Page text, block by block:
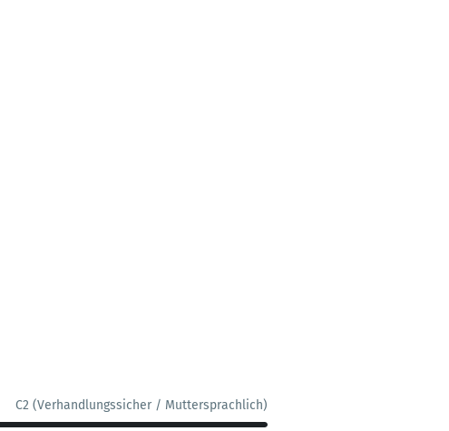
C2 (Verhandlungssicher / Muttersprachlich)